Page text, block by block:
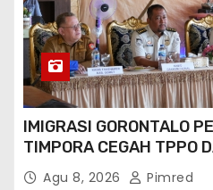
IMIGRASI GORONTALO
TIMPORA CEGAH TPPO
ORANG ASING DI
Agu 8, 2026 Pimred